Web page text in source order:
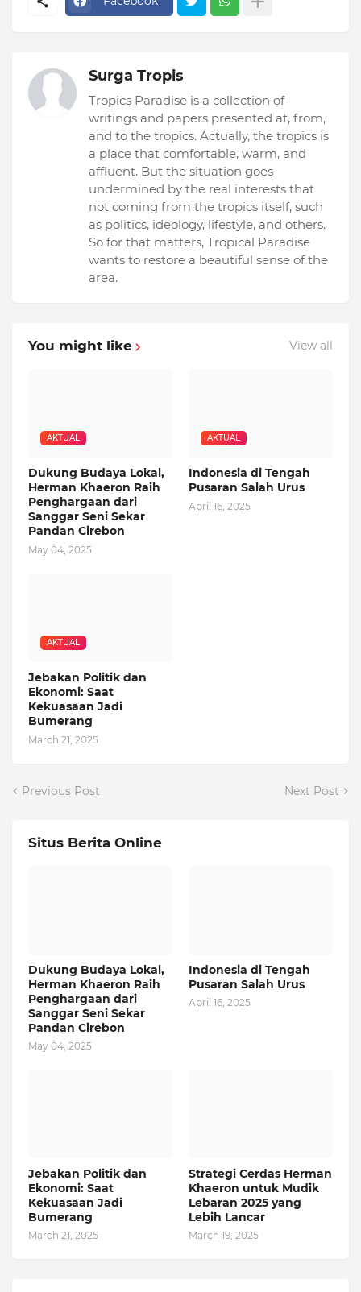
Surga Tropis
Tropics Paradise is a collection of
writings and papers presented at, from,
and to the tropics. Actually, the tropics is
a place that comfortable, warm, and
affluent. But the situation goes
undermined by the real interests that
not coming from the tropics itself, such
as politics, ideology, lifestyle, and others.
So for that matters, Tropical Paradise
wants to restore a beautiful sense of the
area.
You might like View all
AKTUAL
Dukung Budaya Lokal,
Herman Khaeron Raih
Penghargaan dari
Sanggar Seni Sekar
Pandan Cirebon
May 04, 2025
AKTUAL
Indonesia di Tengah
Pusaran Salah Urus
April 16, 2025
AKTUAL
Jebakan Politik dan
Ekonomi: Saat
Kekuasaan Jadi
Bumerang
March 21, 2025
Previous Post Next Post
Situs Berita Online
Dukung Budaya Lokal,
Herman Khaeron Raih
Penghargaan dari
Sanggar Seni Sekar
Pandan Cirebon
May 04, 2025
Indonesia di Tengah
Pusaran Salah Urus
April 16, 2025
Jebakan Politik dan
Ekonomi: Saat
Kekuasaan Jadi
Bumerang
March 21, 2025
Strategi Cerdas Herman
Khaeron untuk Mudik
Lebaran 2025 yang
Lebih Lancar
March 19, 2025